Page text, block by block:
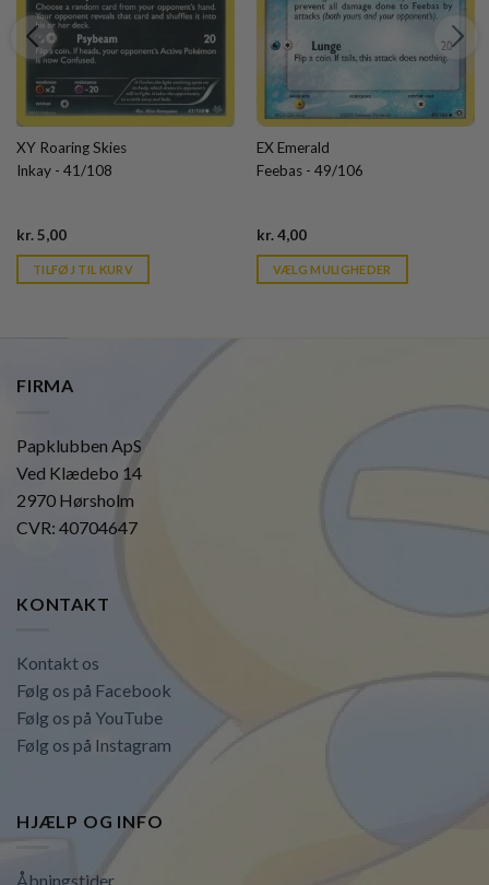
XY Roaring Skies
Inkay - 41/108
kr.5,00Current
is:
kr. 39,95.
TILFØJ TIL KURV
EX Emerald
Feebas - 49/106
kr.4,00Current
is:
kr. 39,95.
VÆLG MULIGHEDER
FIRMA
Papklubben ApS
Ved Klædebo 14
2970 Hørsholm
CVR: 40704647
KONTAKT
Kontakt os
Følg os på Facebook
Følg os på YouTube
Følg os på Instagram
HJÆLP OG INFO
Åbningstider